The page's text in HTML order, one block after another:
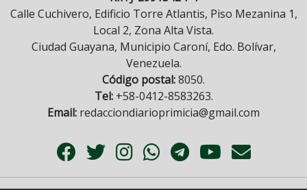
Calle Cuchivero, Edificio Torre Atlantis, Piso Mezanina 1,
Local 2, Zona Alta Vista.
Ciudad Guayana, Municipio Caroní, Edo. Bolívar,
Venezuela.
Código postal:8050.
Tel:+58-0412-8583263.
Email: redacciondiarioprimicia@gmail.com